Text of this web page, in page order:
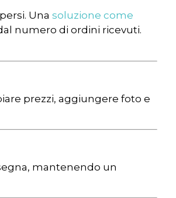
Una soluzione come
numero di ordini ricevuti.
prezzi, aggiungere foto e
mantenendo un